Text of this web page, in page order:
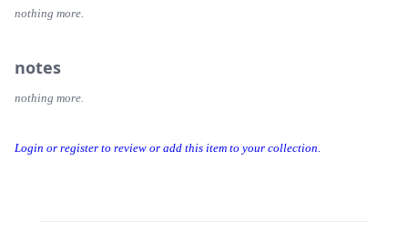
Login or register to review or add this item to your collection.
nothing more.
notes
nothing more.